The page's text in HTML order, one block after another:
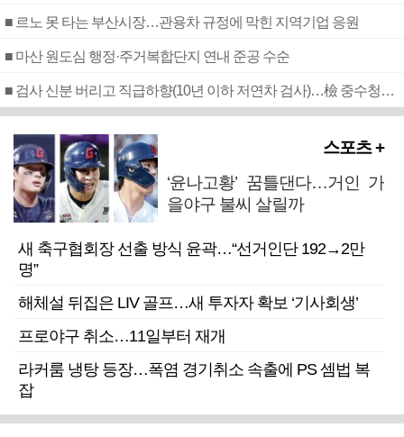
■ 르노 못 타는 부산시장…관용차 규정에 막힌 지역기업 응원
■ 마산 원도심 행정·주거복합단지 연내 준공 수순
■ 검사 신분 버리고 직급하향(10년 이하 저연차 검사)…檢 중수청행 기피
스포츠 +
‘윤나고황’ 꿈틀댄다…거인 가
을야구 불씨 살릴까
새 축구협회장 선출 방식 윤곽…“선거인단 192→2만
명”
해체설 뒤집은 LIV 골프…새 투자자 확보 ‘기사회생’
프로야구 취소…11일부터 재개
라커룸 냉탕 등장…폭염 경기취소 속출에 PS 셈법 복
잡